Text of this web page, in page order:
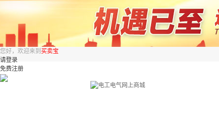
您好，欢迎来到 买卖宝
请登录
免费注册